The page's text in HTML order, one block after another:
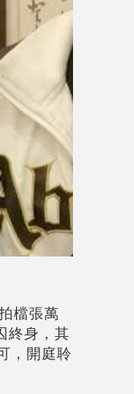
檔張萬
終身，其
，開庭聆